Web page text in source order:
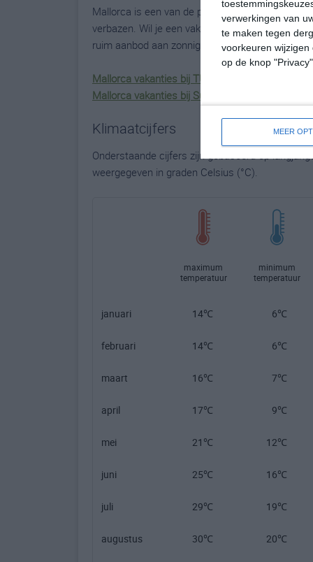
verwerkingen van
te maken tegen
voorkeuren
op de knop
MEER
Mallorca is een van de populairste vakantie-
verbazen. Wil je een vakantie naar Mallorca
ruim aanbod aan zonnige Mallorcavakanties in
Mallorca vakanties bij TUI.nl
Mallorca vakanties bij Sunweb
Klimaatcijfers
Onderstaande cijfers zijn gebaseerd op
weergegeven in graden Celsius (°C).
maximum
temperatuur
minimum
temperatuur
januari 14℃ 6℃
februari 14℃ 6℃
maart 16℃ 7℃
april 17℃ 9℃
mei 21℃ 12℃
juni 25℃ 16℃
juli 29℃ 19℃
augustus 30℃ 20℃